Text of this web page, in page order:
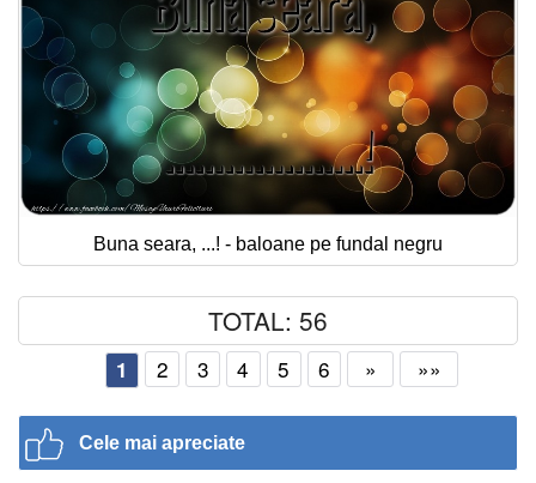
Buna seara, ...! - baloane pe fundal negru
TOTAL: 56
1 2 3 4 5 6 » »»
Cele mai apreciate